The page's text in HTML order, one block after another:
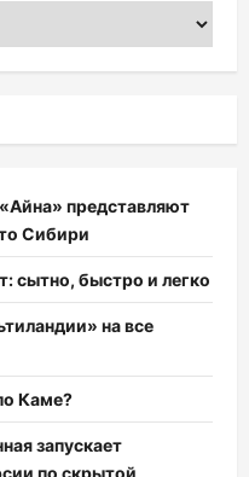
представляют
Сибири
сытно, быстро и легко
на все
Каме?
запускает
по скрытой